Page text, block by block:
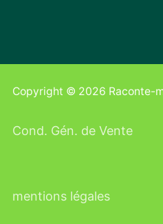
Copyright © 2026 Raconte-
Cond. Gén. de Vente
mentions légales